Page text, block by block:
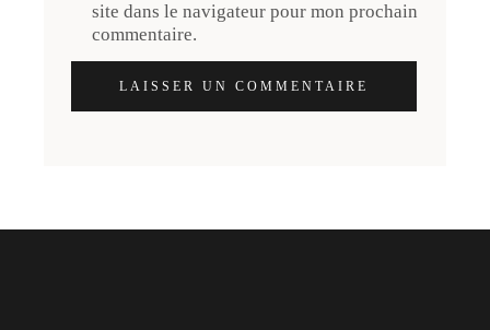
site dans le navigateur pour mon prochain
commentaire.
LAISSER UN COMMENTAIRE